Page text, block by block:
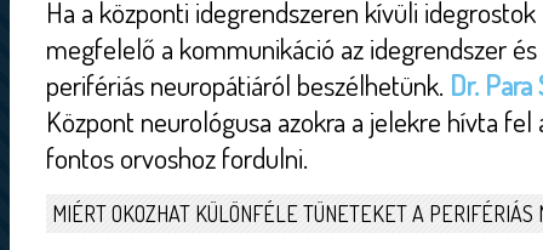
Ha a központi idegrendszeren kívüli
megfelelő a kommunikáció az idegrendszer
perifériás neuropátiáról beszélhetünk. Dr.
Központ neurológusa azokra a jelekre hívta
fontos orvoshoz fordulni.
MIÉRT OKOZHAT KÜLÖNFÉLE TÜNETEKET A PERIFÉRIÁS